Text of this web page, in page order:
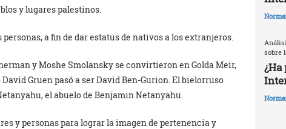
y lugares palestinos.
a fin de dar estatus de nativos a los extranjeros.
y Moshe Smolansky se convirtieron en Golda Meir,
Gruen pasó a ser David Ben-Gurion. El bielorruso
el abuelo de Benjamin Netanyahu.
y personas para lograr la imagen de pertenencia y
sobre